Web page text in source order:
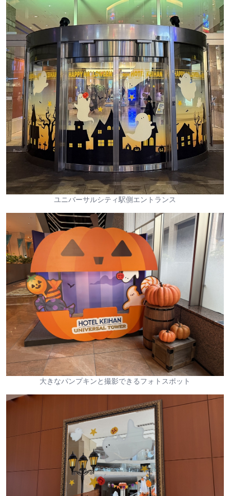
ユニバーサルシティ駅側エントランス
大きなパンプキンと撮影できるフォトスポット